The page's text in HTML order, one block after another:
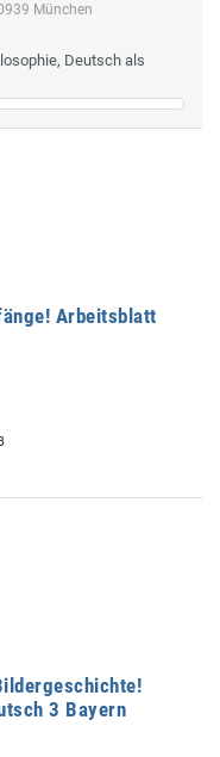
München
Deutsch als
Arbeitsblatt
3 Bayern